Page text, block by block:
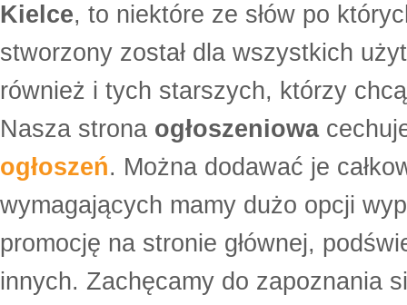
Kielce, to niektóre ze słów po
stworzony został dla wszystkich
również i tych starszych, którzy
Nasza strona ogłoszeniowa
ogłoszeń. Można dodawać je
wymagających mamy dużo opcji
promocję na stronie głównej,
innych. Zachęcamy do zapoznania